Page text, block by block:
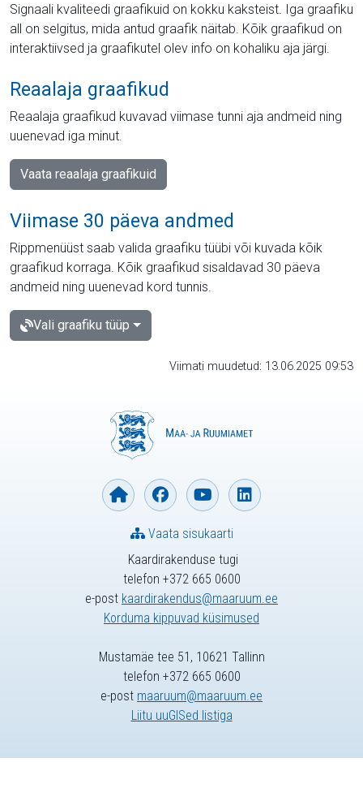
Signaali kvaliteedi graafikuid on kokku kaksteist. Iga graafiku
all on selgitus, mida antud graafik näitab. Kõik graafikud on
interaktiivsed ja graafikutel olev info on kohaliku aja järgi.
Reaalaja graafikud
Reaalaja graafikud kuvavad viimase tunni aja andmeid ning
uuenevad iga minut.
Vaata reaalaja graafikuid
Viimase 30 päeva andmed
Rippmenüüst saab valida graafiku tüübi või kuvada kõik
graafikud korraga. Kõik graafikud sisaldavad 30 päeva
andmeid ning uuenevad kord tunnis.
Vali graafiku tüüp
Viimati muudetud: 13.06.2025 09:53
Kaardirakenduse tugi
telefon +372 665 0600
e-post kaardirakendus@maaruum.ee
Korduma kippuvad küsimused
Vaata sisukaarti
Mustamäe tee 51, 10621 Tallinn
telefon +372 665 0600
e-post maaruum@maaruum.ee
Liitu uuGISed listiga